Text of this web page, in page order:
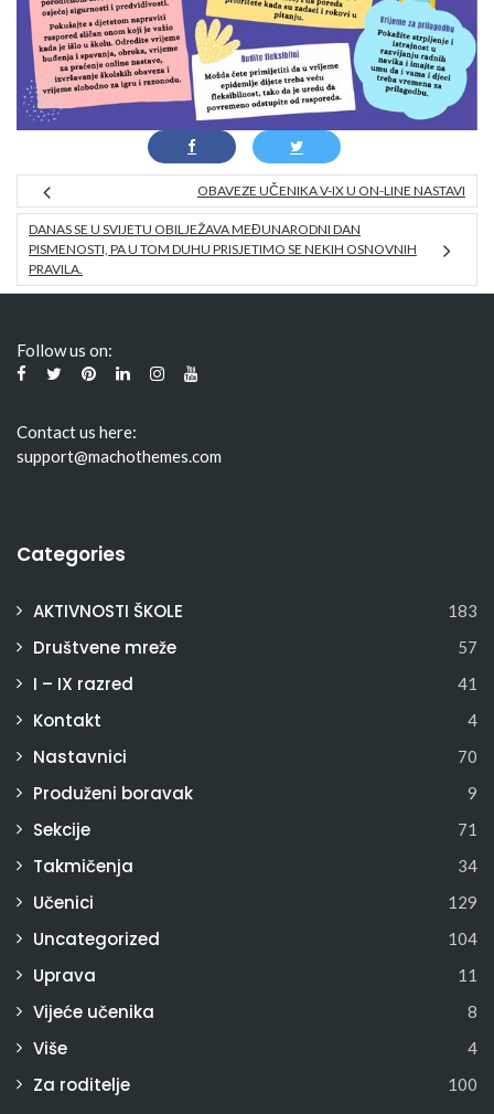
OBAVEZE UČENIKA V-IX U ON-LINE NASTAVI
DANAS SE U SVIJETU OBILJEŽAVA MEĐUNARODNI DAN
PISMENOSTI, PA U TOM DUHU PRISJETIMO SE NEKIH OSNOVNIH
PRAVILA.
Follow us on:
Contact us here:
support@machothemes.com
Categories
AKTIVNOSTI ŠKOLE 183
Društvene mreže 57
I – IX razred 41
Kontakt 4
Nastavnici 70
Produženi boravak 9
Sekcije 71
Takmičenja 34
Učenici 129
Uncategorized 104
Uprava 11
Vijeće učenika 8
Više 4
Za roditelje 100